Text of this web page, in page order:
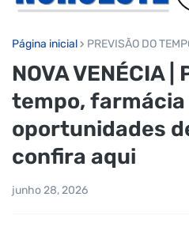
Página inicial PREVISÃO DO
NOVA VENÉCIA
tempo, farmácia
oportunidades
confira aqui
junho 28, 2026